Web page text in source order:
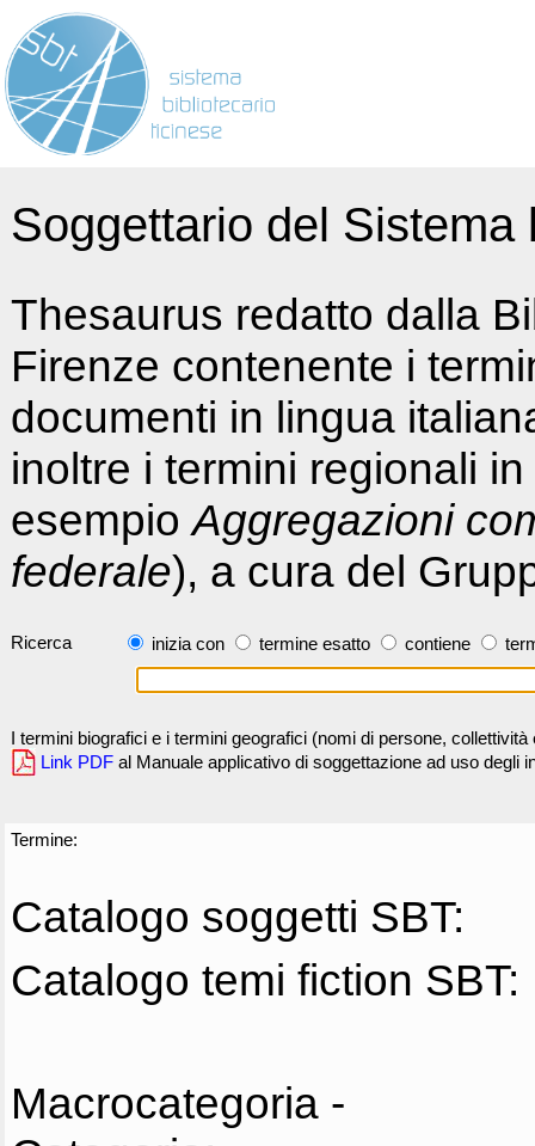
Soggettario del
Thesaurus redatto dalla
Firenze contenente i
documenti in lingua
inoltre i termini regionali
esempioAggregazioni
federale), a cura del
Ricerca inizia con termine esatto contiene
I termini biografici e i termini geografici (nomi di persone,
Link PDF al Manuale applicativo di soggettazione ad uso degli
Termine:
Catalogo soggetti SBT:
Catalogo temi fiction SBT:
Macrocategoria -